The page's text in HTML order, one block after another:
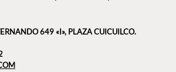
649 «I», PLAZA CUICUILCO.